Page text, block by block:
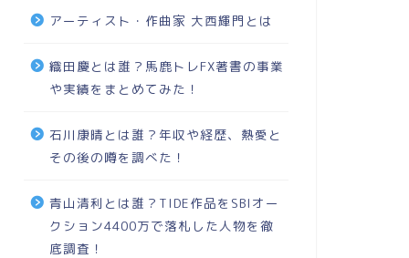
アーティスト・作曲家 大西輝門とは
織田慶とは誰？馬鹿トレFX著書の事業
や実績をまとめてみた！
石川康晴とは誰？年収や経歴、熱愛と
その後の噂を調べた！
青山清利とは誰？TIDE作品をSBIオー
クション4400万で落札した人物を徹
底調査！